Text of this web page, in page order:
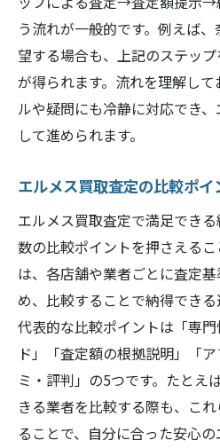
う流れが一般的です。例えば
望する場合も、上記のステッ
が得られます。流れを理解し
ルや疑問にも冷静に対応でき
して進められます。
エルメス買取査定の比較ポイ
エルメス買取査定で満足でき
数の比較ポイントを押さえる
は、各店舗や業者ごとに査定
め、比較することで納得できる
代表的な比較ポイントは「専
ド」「査定額の根拠説明」「
ミ・評判」の5つです。たとえ
きる業者を比較する際も、こ
ることで、自分に合った安心